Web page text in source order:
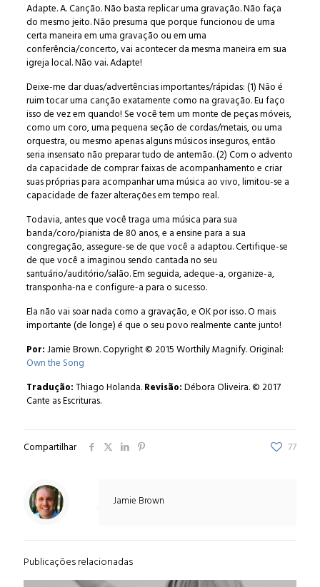
Adapte. A. Canção. Não basta replicar uma gravação. Não faça
do mesmo jeito. Não presuma que porque funcionou de uma
certa maneira em uma gravação ou em uma
conferência/concerto, vai acontecer da mesma maneira em sua
igreja local. Não vai. Adapte!
Deixe-me dar duas/advertências importantes/rápidas: (1) Não é
ruim tocar uma canção exatamente como na gravação. Eu faço
isso de vez em quando! Se você tem um monte de peças móveis,
como um coro, uma pequena seção de cordas/metais, ou uma
orquestra, ou mesmo apenas alguns músicos inseguros, então
seria insensato não preparar tudo de antemão. (2) Com o advento
da capacidade de comprar faixas de acompanhamento e criar
suas próprias para acompanhar uma música ao vivo, limitou-se a
capacidade de fazer alterações em tempo real.
Todavia, antes que você traga uma música para sua
banda/coro/pianista de 80 anos, e a ensine para a sua
congregação, assegure-se de que você a adaptou. Certifique-se
de que você a imaginou sendo cantada no seu
santuário/auditório/salão. Em seguida, adeque-a, organize-a,
transponha-na e configure-a para o sucesso.
Ela não vai soar nada como a gravação, e OK por isso. O mais
importante (de longe) é que o seu povo realmente cante junto!
Por:Jamie Brown. Copyright © 2015 Worthily Magnify. Original:
Own the Song
Tradução:Thiago Holanda.Revisão:Débora Oliveira. © 2017
Cante as Escrituras.
Compartilhar 77
Jamie Brown
Publicações relacionadas